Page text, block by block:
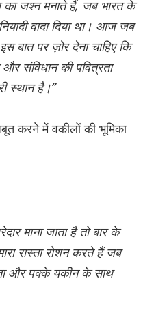
जश्न मनाते हैं, जब भारत के
वादा दिया था। आज जब
पर ज़ोर देना चाहिए कि
संविधान की पवित्रता
स्थान है।”
करने में वकीलों की भूमिका
माना जाता है तो बार के
रास्ता रोशन करते हैं जब
और पक्के यकीन के साथ